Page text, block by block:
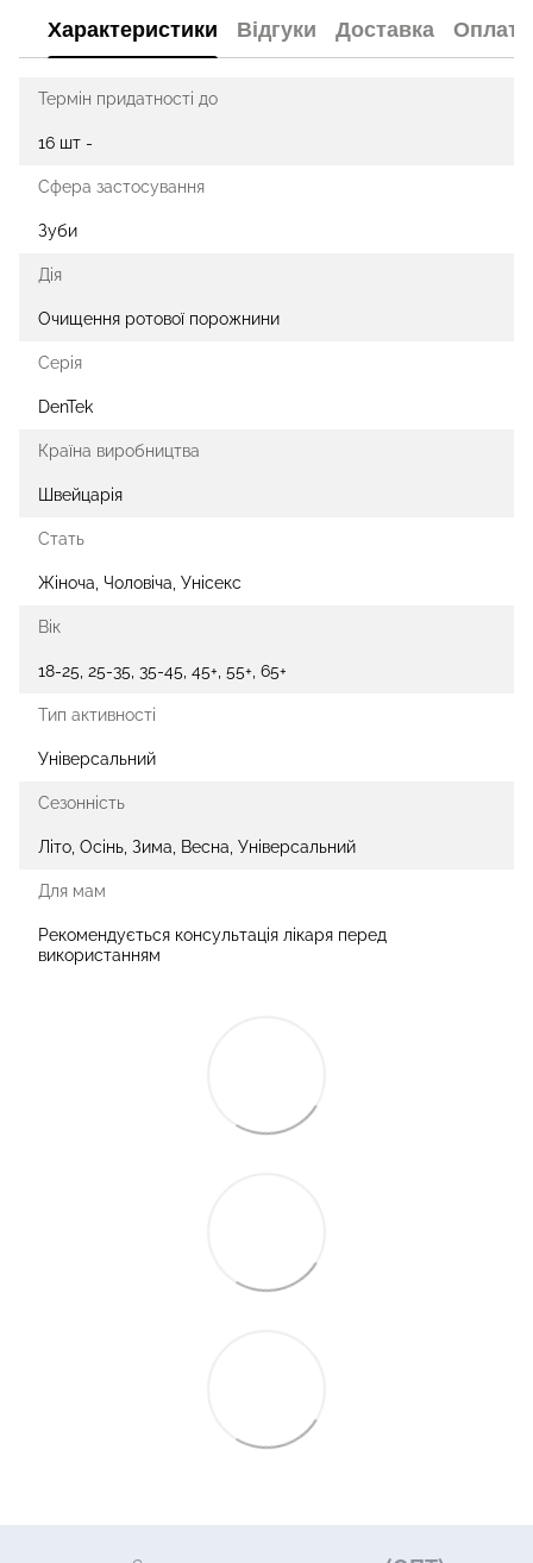
Характеристики Відгуки Доставка Оплата
Термін придатності до
16 шт -
Сфера застосування
Зуби
Дія
Очищення ротової порожнини
Серія
DenTek
Країна виробництва
Швейцарія
Стать
Жіноча, Чоловіча, Унісекс
Вік
18-25, 25-35, 35-45, 45+, 55+, 65+
Тип активності
Універсальний
Сезонність
Літо, Осінь, Зима, Весна, Універсальний
Для мам
Рекомендується консультація лікаря перед
використанням